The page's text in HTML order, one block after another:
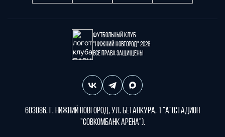
Футбольный клуб
"Нижний Новгород" 2026
Все права защищены
603086, г. Нижний Новгород, ул. Бетанкура, 1 "А"(стадион
"СОВКОМБАНК АРЕНА").